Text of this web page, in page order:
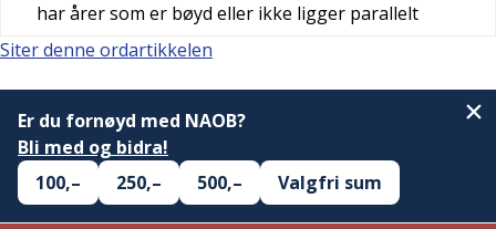
har årer som er bøyd eller ikke ligger parallelt
Siter denne ordartikkelen
Er du fornøyd med NAOB?
Bli med og bidra!
100,–
250,– 500,– Valgfri sum